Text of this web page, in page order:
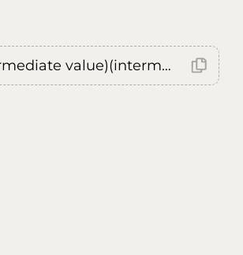
Error: (intermediate value)(intermediate value)(intermediate value).replaceAll is not a function